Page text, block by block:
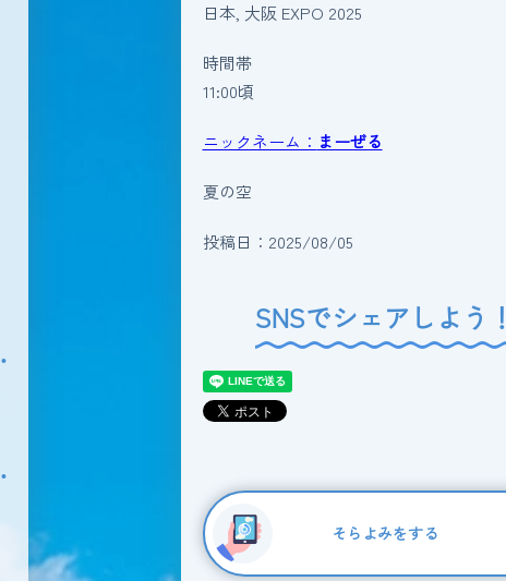
日本, 大阪 EXPO 2025
時間帯
11:00頃
ニックネーム： まーぜる
夏の空
投稿日：2025/08/05
SNSでシェアしよう！
そらよみをする